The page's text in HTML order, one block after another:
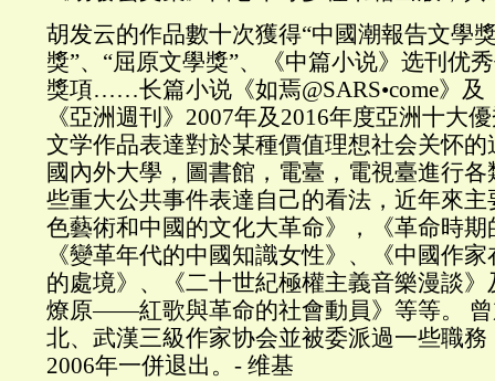
胡发云的作品數十次獲得“中國潮報告文學
獎”、“屈原文學獎”、《中篇小说》选刊优
獎項……长篇小说《如焉@SARS•come》及
《亞洲週刊》2007年及2016年度亞洲十大
文学作品表達對於某種價值理想社会关怀
國內外大學，圖書館，電臺，電視臺進行
些重大公共事件表達自己的看法，近年來
色藝術和中國的文化大革命》，《革命時
《變革年代的中國知識女性》、《中國作
的處境》、《二十世紀極權主義音樂漫談
燎原——紅歌與革命的社會動員》等等。
北、武漢三級作家协会並被委派過一些職
2006年一併退出。- 维基